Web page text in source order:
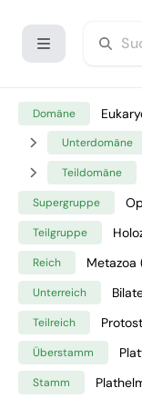
Domäne
Unterdomäne
Teildomäne
Supergruppe
Teilgruppe
Reich Metazoa
Unterreich
Teilreich
Überstamm
Stamm